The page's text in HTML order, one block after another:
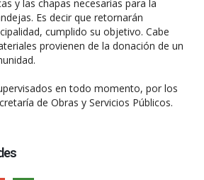
y las chapas necesarias para la
Es decir que retornarán
cumplido su objetivo. Cabe
provienen de la donación de un
en todo momento, por los
de Obras y Servicios Públicos.